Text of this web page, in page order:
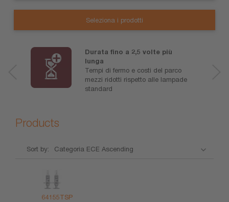
Seleziona i prodotti
Durata fino a 2,5 volte più
lunga
Tempi di fermo e costi del parco
mezzi ridotti rispetto alle lampade
standard
Products
Sort by:
64155TSP